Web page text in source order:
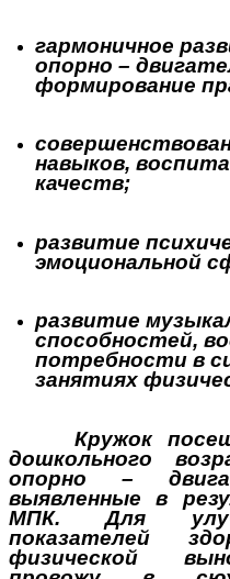
гармоничное
опорно –
формирование
навыков,
качеств;
развитие
эмоциональной
развитие
способностей,
потребности в
занятиях
Кружок
дошкольного
опорно –
выявленные в
МПК. Для
показателей
физической